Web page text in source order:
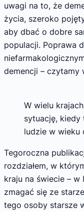
uwagi na to, że
życia, szeroko
aby dbać o dobre
populacji. Poprawa
demencji – czytamy
W wielu
sytuację, kiedy
ludzie w wieku
Tegoroczna
rozdziałem, w
kraju na świecie –
zmagać się ze
tego osoby starsze